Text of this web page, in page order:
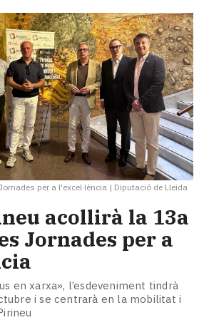
per a l'excel·lència | Diputació de Lleida
acollirà la 13a
Jornades per a
en xarxa», l’esdeveniment tindrà
i se centrarà en la mobilitat i